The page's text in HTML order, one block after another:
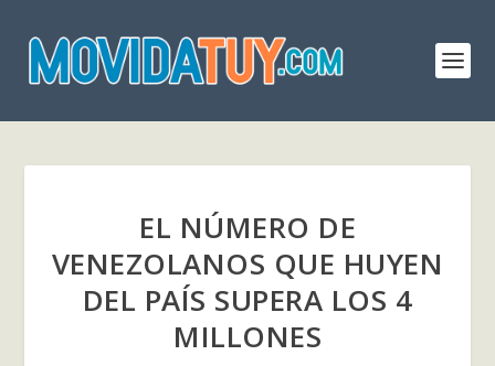
EL NÚMERO DE
VENEZOLANOS QUE HUYEN
DEL PAÍS SUPERA LOS 4
MILLONES